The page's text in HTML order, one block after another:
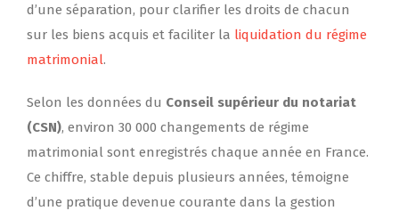
d’une séparation, pour clarifier les droits de chacun
sur les biens acquis et faciliter la liquidation du régime
matrimonial.
Selon les données du Conseil supérieur du notariat
(CSN), environ 30 000 changements de régime
matrimonial sont enregistrés chaque année en France.
Ce chiffre, stable depuis plusieurs années, témoigne
d’une pratique devenue courante dans la gestion